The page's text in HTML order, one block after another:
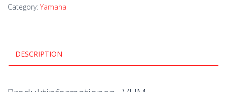
Category: Yamaha
DESCRIPTION